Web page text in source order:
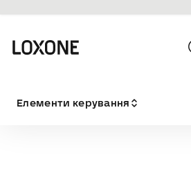
Елементи керування